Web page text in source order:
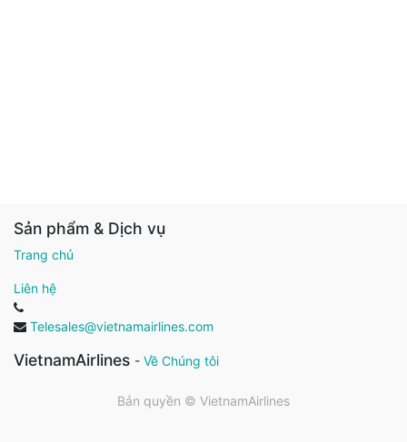
Sản phẩm & Dịch vụ
Trang chủ
Liên hệ
Telesales@vietnamairlines.com
VietnamAirlines - Về Chúng tôi
Bản quyền © VietnamAirlines